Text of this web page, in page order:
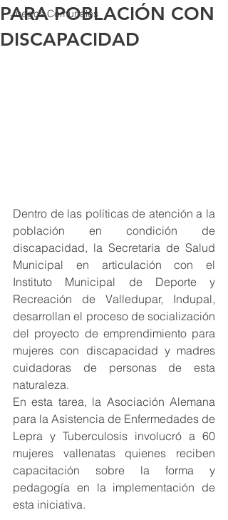
Juegos Comunales
PARA POBLACIÓN CON
DISCAPACIDAD
Dentro de las políticas de atención a la
población en condición de
discapacidad, la Secretaría de Salud
Municipal en articulación con el
Instituto Municipal de Deporte y
Recreación de Valledupar, Indupal,
desarrollan el proceso de socialización
del proyecto de emprendimiento para
mujeres con discapacidad y madres
cuidadoras de personas de esta
naturaleza.
En esta tarea, la Asociación Alemana
para la Asistencia de Enfermedades de
Lepra y Tuberculosis involucró a 60
mujeres vallenatas quienes reciben
capacitación sobre la forma y
pedagogía en la implementación de
esta iniciativa.